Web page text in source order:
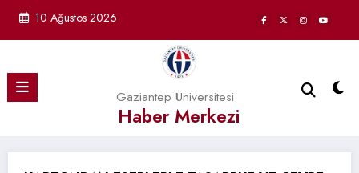
10 Ağustos 2026
Gaziantep Üniversitesi
Haber Merkezi